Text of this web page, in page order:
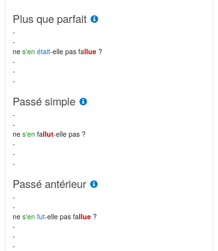
Plus que parfait
-
-
ne s'en était-elle pas fallue ?
-
-
-
Passé simple
-
-
ne s'en fallut-elle pas ?
-
-
-
Passé antérieur
-
-
ne s'en fut-elle pas fallue ?
-
-
-